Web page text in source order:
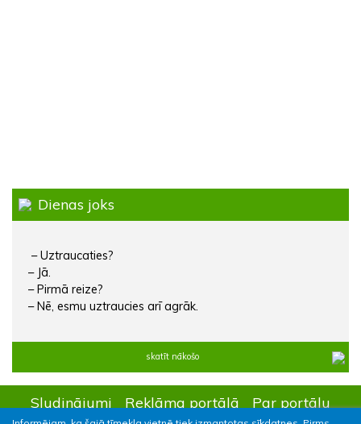
Dienas joks
– Uztraucaties?
– Jā.
– Pirmā reize?
– Nē, esmu uztraucies arī agrāk.
skatīt nākošo
Sludinājumi Reklāma portālā Par portālu